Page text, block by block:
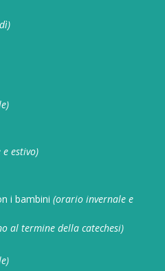
estivo)
i bambini (orario invernale e
al termine della catechesi)